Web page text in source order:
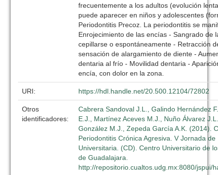
frecuentemente a los adultos (evolución
puede aparecer en niños y adolescentes
Periodontitis Precoz. La periodontitis se
Enrojecimiento de las encías - Sangrado de
cepillarse o espontáneamente - Retracción
sensación de alargamiento de diente -
dentaria al frío - Movilidad dentaria -
encía, con dolor en la zona.
URI: https://hdl.handle.net/20.500.12104/72802
Otros
identificadores:
Cabrera Sandoval J.L., Galindo Hernández
E.J., Martínez Aceves M.J., Nuño Álvarez
González M.J., Zepeda García A.K. (2014).
Periodontitis Crónica Agresiva. V Jornada
Universitaria. (CD). Centro Universitario de
de Guadalajara.
http://repositorio.cualtos.udg.mx:8080/jspui/